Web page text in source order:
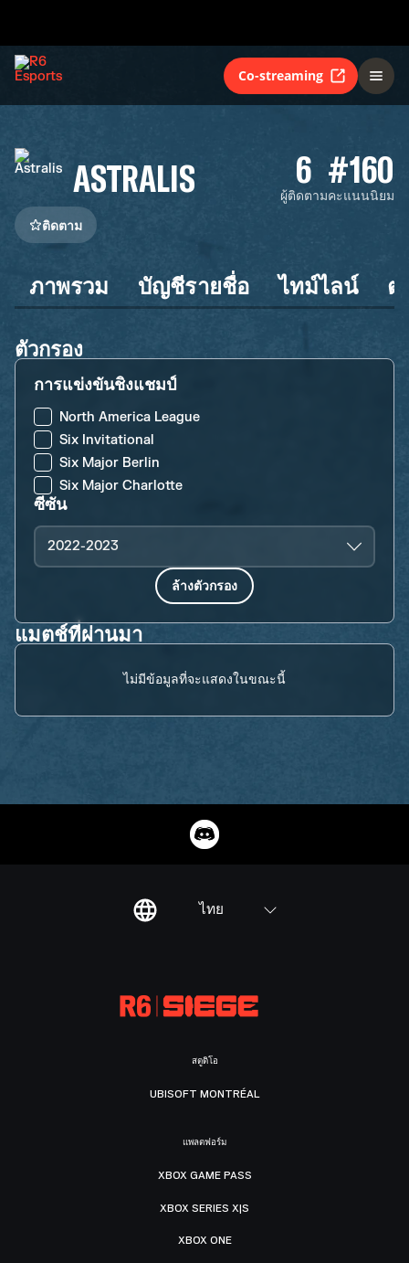
Co-streaming
ASTRALIS 6
ผู้ติดตาม
#160
คะแนนนิยม
ติดตาม
ภาพรวม บัญชีรายชื่อ ไทม์ไลน์ ต
ตัวกรอง
การแข่งขันชิงแชมป์
North America League
Six Invitational
Six Major Berlin
Six Major Charlotte
ซีซัน
2022-2023
ล้างตัวกรอง
แมตช์ที่ผ่านมา
ไม่มีข้อมูลที่จะแสดงในขณะนี้
ไทย
สตูดิโอ
UBISOFT MONTRÉAL
แพลตฟอร์ม
XBOX GAME PASS
XBOX SERIES X|S
XBOX ONE